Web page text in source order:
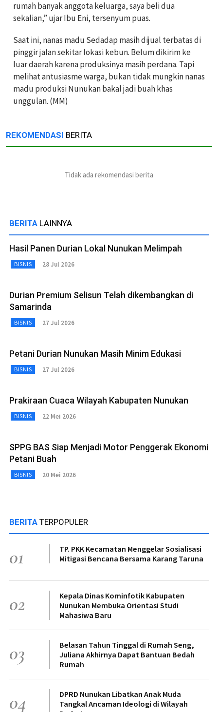
rumah banyak anggota keluarga, saya beli dua
sekalian,” ujar Ibu Eni, tersenyum puas.
Saat ini, nanas madu Sedadap masih dijual terbatas di
pinggir jalan sekitar lokasi kebun. Belum dikirim ke
luar daerah karena produksinya masih perdana. Tapi
melihat antusiasme warga, bukan tidak mungkin nanas
madu produksi Nunukan bakal jadi buah khas
unggulan. (MM)
REKOMENDASI BERITA
Tidak ada rekomendasi berita
BERITA LAINNYA
Hasil Panen Durian Lokal Nunukan Melimpah
BISNIS 28 Jul 2026
Durian Premium Selisun Telah dikembangkan di
Samarinda
BISNIS 27 Jul 2026
Petani Durian Nunukan Masih Minim Edukasi
BISNIS 27 Jul 2026
Prakiraan Cuaca Wilayah Kabupaten Nunukan
BISNIS 22 Mei 2026
SPPG BAS Siap Menjadi Motor Penggerak Ekonomi
Petani Buah
BISNIS 20 Mei 2026
BERITA TERPOPULER
01
TP. PKK Kecamatan Menggelar Sosialisasi
Mitigasi Bencana Bersama Karang Taruna
02
Kepala Dinas Kominfotik Kabupaten
Nunukan Membuka Orientasi Studi
Mahasiwa Baru
03
Belasan Tahun Tinggal di Rumah Seng,
Juliana Akhirnya Dapat Bantuan Bedah
Rumah
04
DPRD Nunukan Libatkan Anak Muda
Tangkal Ancaman Ideologi di Wilayah